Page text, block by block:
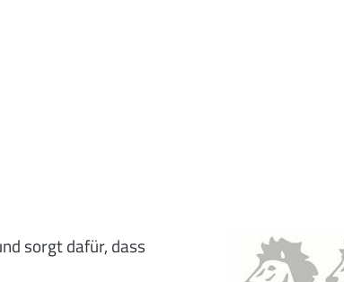
sorgt dafür, dass